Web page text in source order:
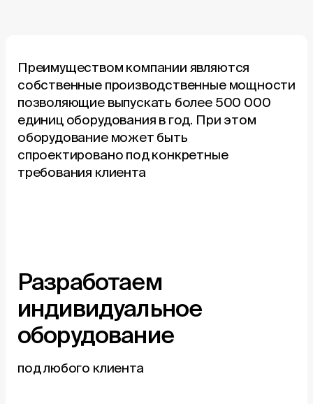
Разработаем
индивидуальное
оборудование
под любого клиента
Преимуществом компании являются
собственные производственные мощности
позволяющие выпускать более 500 000
единиц оборудования в год. При этом
оборудование может быть
спроектировано под конкретные
требования клиента